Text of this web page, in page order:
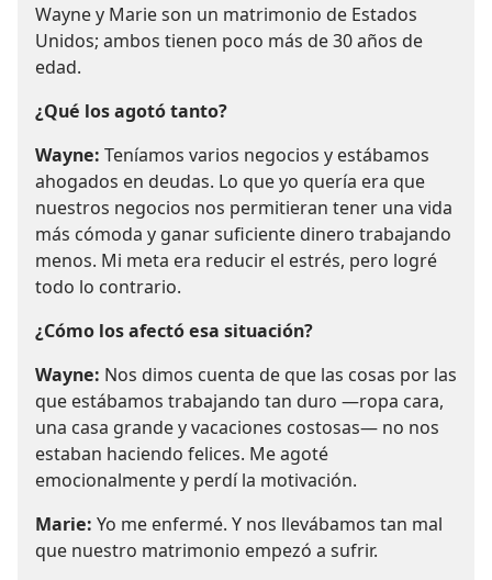
Wayne y Marie son un matrimonio de Estados
Unidos; ambos tienen poco más de 30 años de
edad.
¿Qué los agotó tanto?
Wayne: Teníamos varios negocios y estábamos
ahogados en deudas. Lo que yo quería era que
nuestros negocios nos permitieran tener una vida
más cómoda y ganar suficiente dinero trabajando
menos. Mi meta era reducir el estrés, pero logré
todo lo contrario.
¿Cómo los afectó esa situación?
Wayne: Nos dimos cuenta de que las cosas por las
que estábamos trabajando tan duro —ropa cara,
una casa grande y vacaciones costosas— no nos
estaban haciendo felices. Me agoté
emocionalmente y perdí la motivación.
Marie: Yo me enfermé. Y nos llevábamos tan mal
que nuestro matrimonio empezó a sufrir.